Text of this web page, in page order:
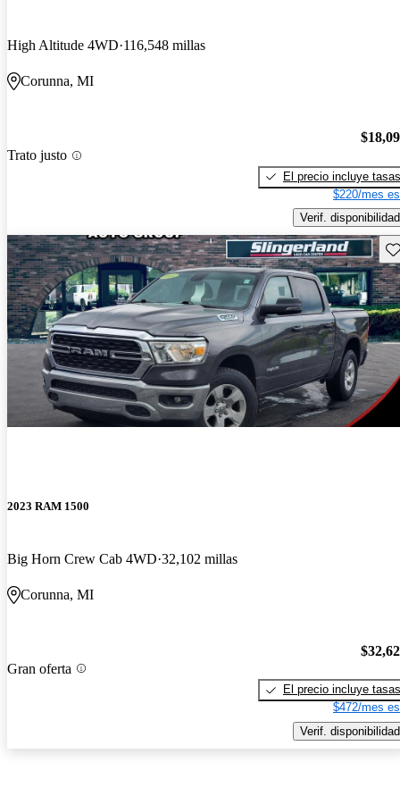
High Altitude 4WD 116,548 millas
Corunna, MI
Trato justo
El precio incluye tasas
$220/mes
Verif. disponibilidad
2023 RAM 1500
Big Horn Crew Cab 4WD 32,102 millas
Corunna, MI
Gran oferta
El precio incluye tasas
$472/mes
Verif. disponibilidad